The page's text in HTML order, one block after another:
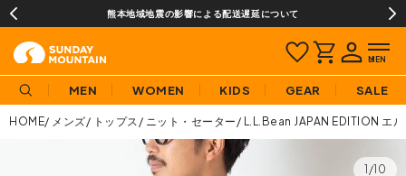
熊本地域地震の影響による配送遅延について
MEN WOMEN KIDS GEAR SALE
HOME メンズ トップス ニット・セーター L.L.Bean JAPAN EDITION エ
1/10